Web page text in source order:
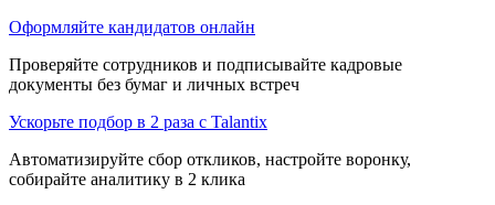
Оформляйте кандидатов онлайн
Проверяйте сотрудников и подписывайте кадровые
документы без бумаг и личных встреч
Ускорьте подбор в 2 раза с Talantix
Автоматизируйте сбор откликов, настройте воронку,
собирайте аналитику в 2 клика